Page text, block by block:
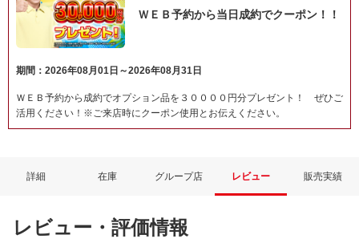
ＷＥＢ予約から当日成約でクーポン！！
期間：2026年08月01日～2026年08月31日
ＷＥＢ予約から成約でオプション品を３００００円分プレゼント！ ぜひご
活用ください！※ご来店時にクーポン使用とお伝えください。
詳細 在庫 グループ店 レビュー 販売実績
レビュー・評価情報